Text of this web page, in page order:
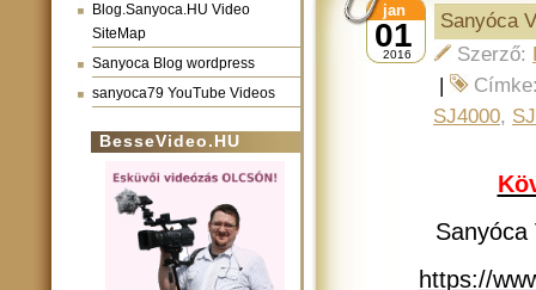
Blog.Sanyoca.HU Video
SiteMap
Sanyoca Blog wordpress
sanyoca79 YouTube Videos
BesseVideo.HU
01
jan
2016
Sanyóca
Szerző:
|
SJ4000,
Sanyóca
https://